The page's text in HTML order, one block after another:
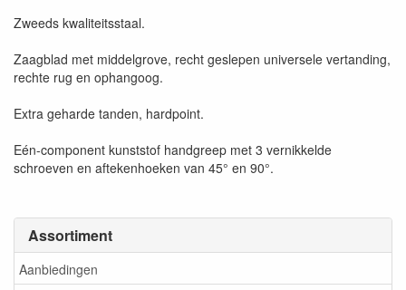
Assortiment
Aanbiedingen
Zweeds kwaliteitsstaal.
Zaagblad met middelgrove, recht geslepen universele vertanding,
rechte rug en ophangoog.
Extra geharde tanden, hardpoint.
Eén-component kunststof handgreep met 3 vernikkelde
schroeven en aftekenhoeken van 45° en 90°.